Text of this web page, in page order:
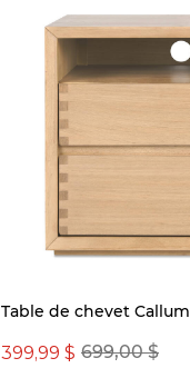
Table de chevet Callum
699,00 $
399,99 $